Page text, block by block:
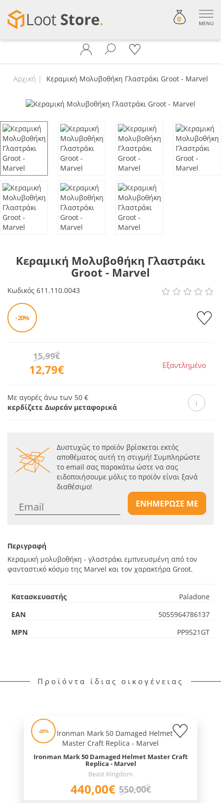
0 MENU
Αρχική Κεραμική Μολυβοθήκη Γλαστράκι Groot - Marvel
Κεραμική Μολυβοθήκη Γλαστράκι
Groot - Marvel
Κωδικός 611.110.0043
- 20%
12,79€
15,99€
Εξαντλημένο
Με αγορές άνω των 50 €
κερδίζετε Δωρεάν μεταφορικά
Δυστυχώς το προϊόν βρίσκεται εκτός
αποθέματος αυτή τη στιγμή! Συμπληρώστε
το email σας παρακάτω ώστε να σας
ειδοποιήσουμε μόλις το προϊόν είναι ξανά
διαθέσιμο!
ΕΝΗΜΕΡΩΣΕ ΜΕ
Περιγραφή
Κεραμική μολυβοθήκη - γλαστράκι εμπνευσμένη από τον
φανταστικό κόσμο της Marvel και τον χαρακτήρα Groot.
Κατασκευαστής
Paladone
EAN
5055964786137
MPN
PP9521GT
Προϊόντα ίδιας οικογένειας
-20%
Ironman Mark 50 Damaged Helmet Master Craft
Replica - Marvel
Beast Kingdom
440,00€ 550,00€